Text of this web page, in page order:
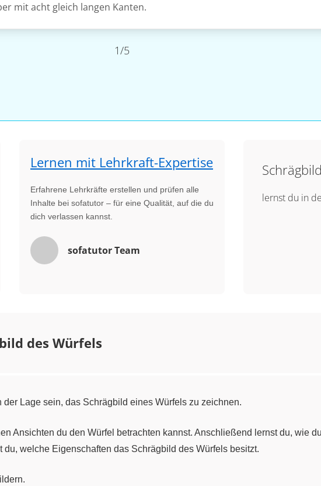
mit acht gleich langen Kanten.
1/5
Lernen mit Lehrkraft-Expertise
Erfahrene Lehrkräfte erstellen und prüfen alle
Inhalte bei sofatutor – für eine Qualität, auf die du
dich verlassen kannst.
sofatutor Team
lernst du in
des Würfels
Lage sein, das Schrägbild eines Würfels zu zeichnen.
Ansichten du den Würfel betrachten kannst. Anschließend lernst du, wie
welche Eigenschaften das Schrägbild des Würfels besitzt.